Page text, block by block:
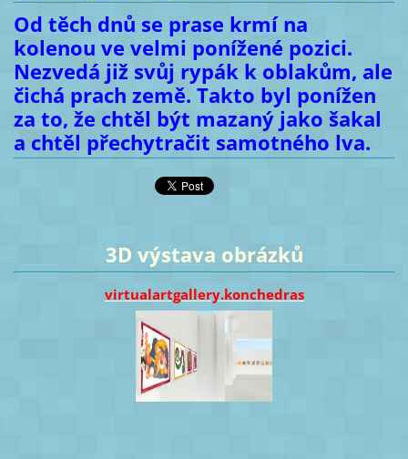
Od těch dnů se prase krmí na
kolenou ve velmi ponížené pozici.
Nezvedá již svůj rypák k oblakům, ale
čichá prach země. Takto byl ponížen
za to, že chtěl být mazaný jako šakal
a chtěl přechytračit samotného lva.
3D výstava obrázků
virtualartgallery.konchedras